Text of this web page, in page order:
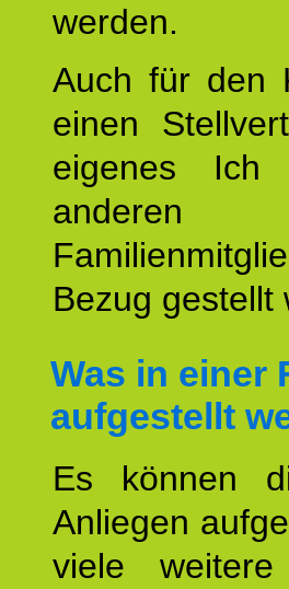
werden.
Auch für den
einen
eigenes
anderen
Bezug gestellt
Was in einer
aufgestellt
Es können
Anliegen
viele